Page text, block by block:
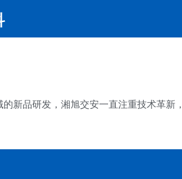
新品研发，湘旭交安一直注重技术革新